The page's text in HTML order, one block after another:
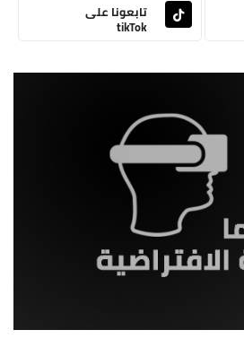
تابعونا على
tikTok